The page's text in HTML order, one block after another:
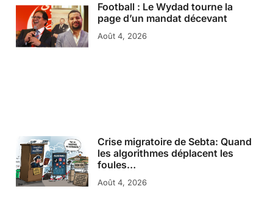
Football : Le Wydad tourne la
page d’un mandat décevant
Août 4, 2026
Crise migratoire de Sebta: Quand
les algorithmes déplacent les
foules…
Août 4, 2026